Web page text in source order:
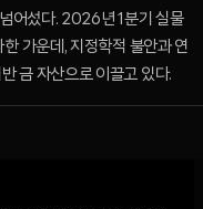
어섰다. 2026년 1분기 실물
가운데, 지정학적 불안과 연
금 자산으로 이끌고 있다.